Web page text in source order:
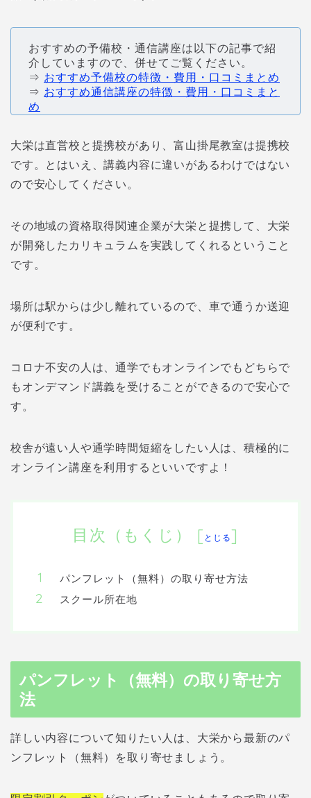
おすすめの予備校・通信講座は以下の記事で紹
介していますので、併せてご覧ください。
⇒ おすすめ予備校の特徴・費用・口コミまとめ
⇒ おすすめ通信講座の特徴・費用・口コミまと
め
大栄は直営校と提携校があり、富山掛尾教室は提携校
です。とはいえ、講義内容に違いがあるわけではない
ので安心してください。
その地域の資格取得関連企業が大栄と提携して、大栄
が開発したカリキュラムを実践してくれるということ
です。
場所は駅からは少し離れているので、車で通うか送迎
が便利です。
コロナ不安の人は、通学でもオンラインでもどちらで
もオンデマンド講義を受けることができるので安心で
す。
校舎が遠い人や通学時間短縮をしたい人は、積極的に
オンライン講座を利用するといいですよ！
目次（もくじ） [ とじる]
パンフレット（無料）の取り寄せ方法
スクール所在地
パンフレット（無料）の取り寄せ方
法
詳しい内容について知りたい人は、大栄から最新のパ
ンフレット（無料）を取り寄せましょう。